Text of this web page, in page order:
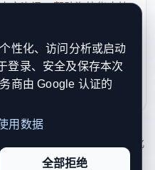
文资讯，帮助海外华人快
优先处理站务、投稿与权
Reserved. 本网站持续优化
明，以提升品牌信任感和
性化、访问分析或启动
登录、安全及保存本次
商由 Google 认证的
用数据
全部拒绝